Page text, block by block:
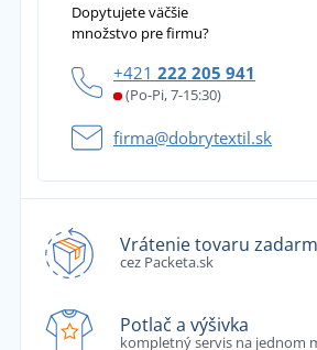
Dopytujete väčšie
množstvo pre firmu?
+421 222 205 941
(Po-Pi, 7-15:30)
firma@dobrytextil.sk
Vrátenie tovaru
cez Packeta.sk
Potlač a výšivka
kompletný servis na jednom